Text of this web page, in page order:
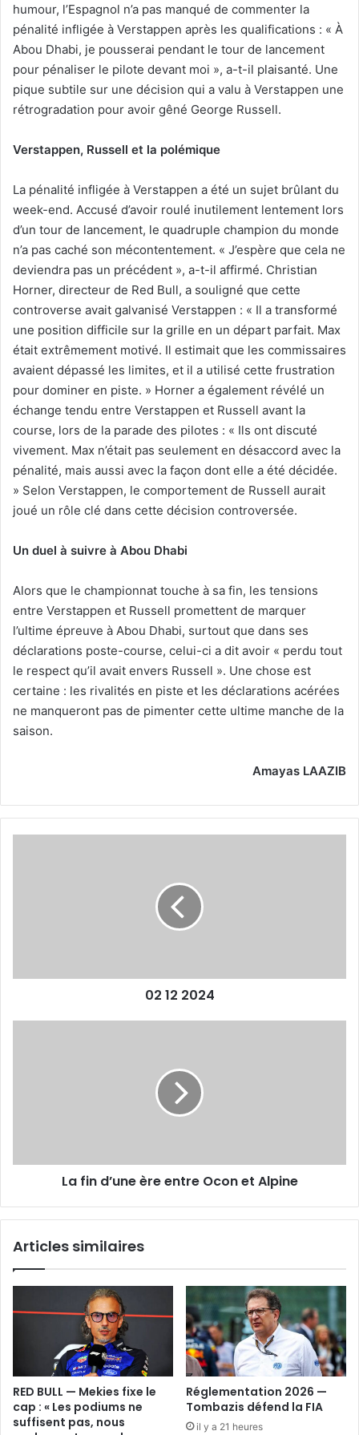
humour, l’Espagnol n’a pas manqué de commenter la
pénalité infligée à Verstappen après les qualifications : « À
Abou Dhabi, je pousserai pendant le tour de lancement
pour pénaliser le pilote devant moi », a-t-il plaisanté. Une
pique subtile sur une décision qui a valu à Verstappen une
rétrogradation pour avoir gêné George Russell.
Verstappen, Russell et la polémique
La pénalité infligée à Verstappen a été un sujet brûlant du
week-end. Accusé d’avoir roulé inutilement lentement lors
d’un tour de lancement, le quadruple champion du monde
n’a pas caché son mécontentement. « J’espère que cela ne
deviendra pas un précédent », a-t-il affirmé. Christian
Horner, directeur de Red Bull, a souligné que cette
controverse avait galvanisé Verstappen : « Il a transformé
une position difficile sur la grille en un départ parfait. Max
était extrêmement motivé. Il estimait que les commissaires
avaient dépassé les limites, et il a utilisé cette frustration
pour dominer en piste. » Horner a également révélé un
échange tendu entre Verstappen et Russell avant la
course, lors de la parade des pilotes : « Ils ont discuté
vivement. Max n’était pas seulement en désaccord avec la
pénalité, mais aussi avec la façon dont elle a été décidée.
» Selon Verstappen, le comportement de Russell aurait
joué un rôle clé dans cette décision controversée.
Un duel à suivre à Abou Dhabi
Alors que le championnat touche à sa fin, les tensions
entre Verstappen et Russell promettent de marquer
l’ultime épreuve à Abou Dhabi, surtout que dans ses
déclarations poste-course, celui-ci a dit avoir « perdu tout
le respect qu’il avait envers Russell ». Une chose est
certaine : les rivalités en piste et les déclarations acérées
ne manqueront pas de pimenter cette ultime manche de la
saison.
Amayas LAAZIB
02 12 2024
La fin d’une ère entre Ocon et Alpine
Articles similaires
RED BULL — Mekies fixe le
cap : « Les podiums ne
suffisent pas, nous
Réglementation 2026 —
Tombazis défend la FIA
il y a 21 heures